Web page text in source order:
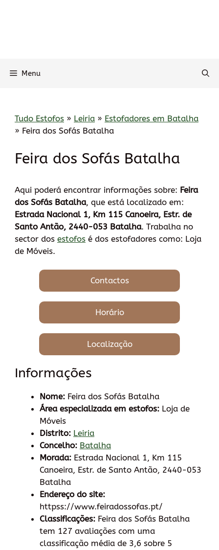
Menu
Tudo Estofos » Leiria » Estofadores em Batalha
» Feira dos Sofás Batalha
Feira dos Sofás Batalha
Aqui poderá encontrar informações sobre: Feira
dos Sofás Batalha, que está localizado em:
Estrada Nacional 1, Km 115 Canoeira, Estr. de
Santo Antão, 2440-053 Batalha. Trabalha no
sector dos estofos é dos estofadores como: Loja
de Móveis.
Contactos
Horário
Localização
Informações
Nome: Feira dos Sofás Batalha
Área especializada em estofos: Loja de
Móveis
Distrito: Leiria
Concelho: Batalha
Morada: Estrada Nacional 1, Km 115
Canoeira, Estr. de Santo Antão, 2440-053
Batalha
Endereço do site:
httpss://www.feiradossofas.pt/
Classificações: Feira dos Sofás Batalha
tem 127 avaliações com uma
classificação média de 3,6 sobre 5